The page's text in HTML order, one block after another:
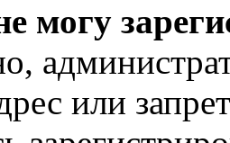
могу
или